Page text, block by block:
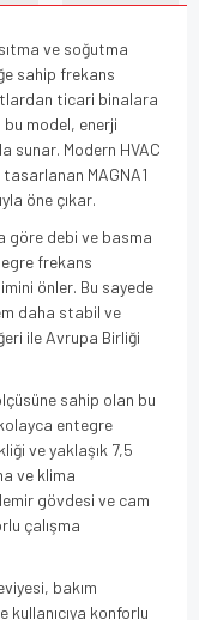
ve soğutma
sahip frekans
ticari binalara
model, enerji
sunar. Modern HVAC
MAGNA1
öne çıkar.
göre debi ve basma
frekans
önler. Bu sayede
daha stabil ve
ile Avrupa Birliği
sahip olan bu
entegre
ve yaklaşık 7,5
ve klima
gövdesi ve cam
çalışma
bakım
kullanıcıya konforlu